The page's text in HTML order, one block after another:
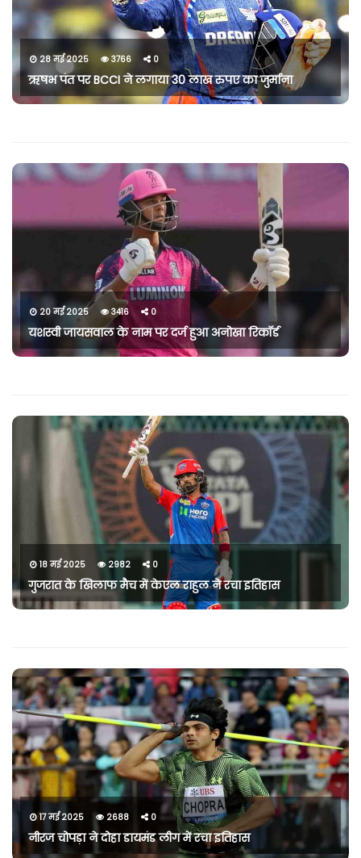
28 मई 2025 3766 0
ऋषभ पंत पर BCCI ने लगाया 30 लाख रुपए का जुर्माना
20 मई 2025 3416 0
यशस्वी जायसवाल के नाम पर दर्ज हुआ अनोखा रिकॉर्ड
18 मई 2025 2982 0
गुजरात के खिलाफ मैच में केएल राहुल ने रचा इतिहास
17 मई 2025 2688 0
नीरज चोपड़ा ने दोहा डायमंड लीग में रचा इतिहास